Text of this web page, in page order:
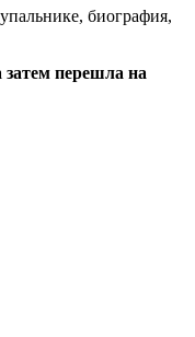
перешла на